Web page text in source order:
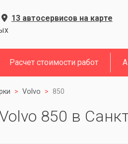
13 автосервисов на карте
Расчет стоимости работ
Volvo 850
850 в